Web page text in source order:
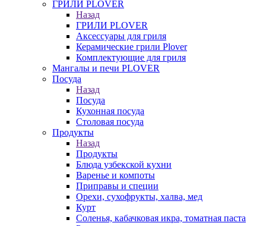
ГРИЛИ PLOVER
Назад
ГРИЛИ PLOVER
Аксессуары для гриля
Керамические грили Plover
Комплектующие для гриля
Мангалы и печи PLOVER
Посуда
Назад
Посуда
Кухонная посуда
Столовая посуда
Продукты
Назад
Продукты
Блюда узбекской кухни
Варенье и компоты
Приправы и специи
Орехи, сухофрукты, халва, мед
Курт
Соленья, кабачковая икра, томатная паста